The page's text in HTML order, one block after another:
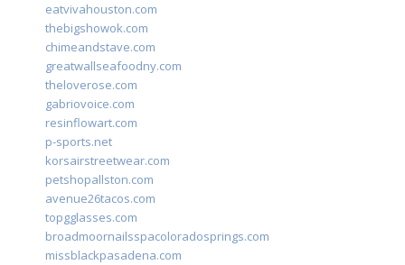
eatvivahouston.com
thebigshowok.com
chimeandstave.com
greatwallseafoodny.com
theloverose.com
gabriovoice.com
resinflowart.com
p-sports.net
korsairstreetwear.com
petshopallston.com
avenue26tacos.com
topgglasses.com
broadmoornailsspacoloradosprings.com
missblackpasadena.com